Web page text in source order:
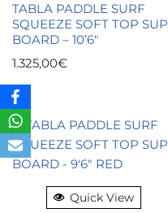
TABLA PADDLE SURF
SQUEEZE SOFT TOP SUP
BOARD – 10’6″
1.325,00€
Quick View